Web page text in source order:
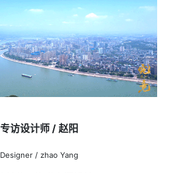
专访设计师 / 赵阳
Designer / zhao Yang